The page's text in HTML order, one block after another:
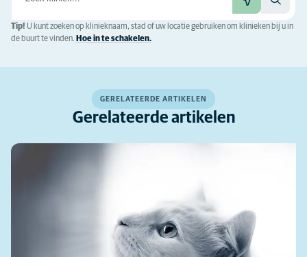
Tip! U kunt zoeken op klinieknaam, stad of uw locatie gebruiken om klinieken bij u in
de buurt te vinden. Hoe in te schakelen.
GERELATEERDE ARTIKELEN
Gerelateerde artikelen